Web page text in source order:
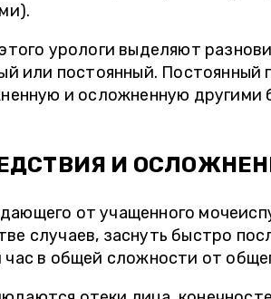
урологи выделяют
или постоянный. Постоянный
и осложненную другими
И
от учащенного
случаев, заснуть быстро
в общей сложности от